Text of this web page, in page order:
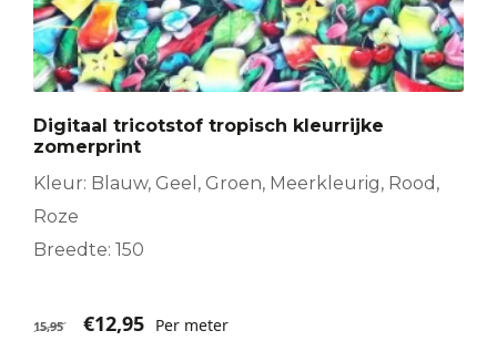
Digitaal tricotstof tropisch kleurrijke
zomerprint
Kleur: Blauw, Geel, Groen, Meerkleurig, Rood,
Roze
Breedte: 150
15,95 €12,95 Per meter